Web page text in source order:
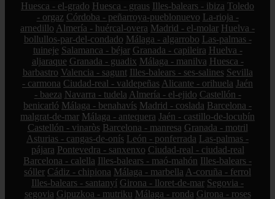
Huesca - el-grado Huesca - graus Illes-balears - ibiza Toledo
- orgaz Córdoba - peñarroya-pueblonuevo La-rioja -
arnedillo Almería - huércal-overa Madrid - el-molar Huelva -
bollullos-par-del-condado Málaga - algarrobo Las-palmas -
tuineje Salamanca - béjar Granada - capileira Huelva -
aljaraque Granada - guadix Málaga - manilva Huesca -
barbastro Valencia - sagunt Illes-balears - ses-salines Sevilla
- carmona Ciudad-real - valdepeñas Alicante - orihuela Jaén
- baeza Navarra - tudela Almería - el-ejido Castellón -
benicarló Málaga - benahavís Madrid - coslada Barcelona -
malgrat-de-mar Málaga - antequera Jaén - castillo-de-locubín
Castellón - vinaròs Barcelona - manresa Granada - motril
Asturias - cangas-de-onís León - ponferrada Las-palmas -
pájara Pontevedra - sanxenxo Ciudad-real - ciudad-real
Barcelona - calella Illes-balears - maó-mahón Illes-balears -
sóller Cádiz - chipiona Málaga - marbella A-coruña - ferrol
Illes-balears - santanyí Girona - lloret-de-mar Segovia -
segovia Gipuzkoa - mutriku Málaga - ronda Girona - roses